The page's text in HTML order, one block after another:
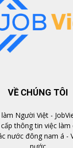
VỀ CHÚNG TÔI
làm Người Việt -
thông tin việc
nước đông nam á -